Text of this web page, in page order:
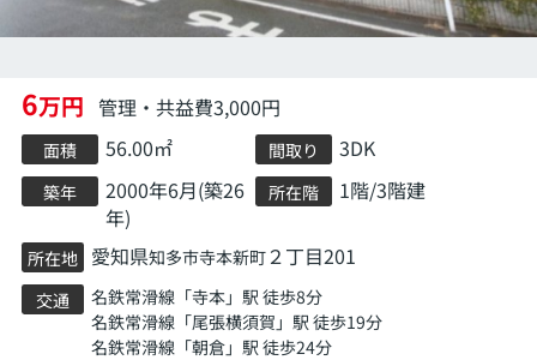
6万円 管理・共益費3,000円
面積 56.00㎡ 間取り 3DK
築年
2000年6月(築26
年)
所在階 1階/3階建
所在地 愛知県知多市寺本新町２丁目201
交通 名鉄常滑線 「寺本」駅 徒歩8分
名鉄常滑線 「尾張横須賀 」駅 徒歩19分
名鉄常滑線 「朝倉」駅 徒歩24分